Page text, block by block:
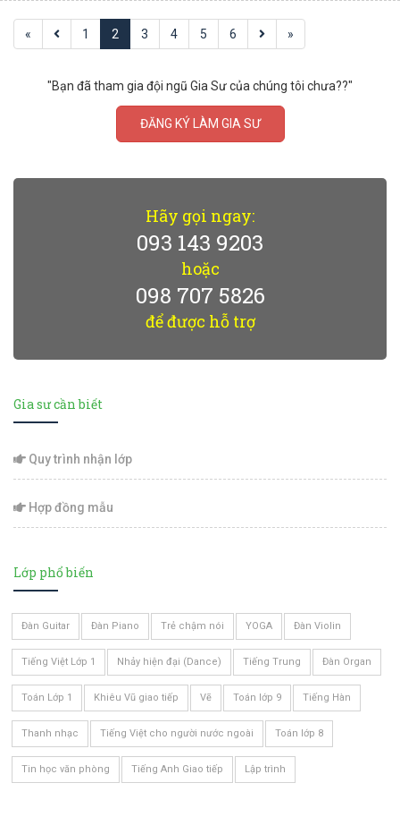
« 1 2 3 4 5 6 »
"Bạn đã tham gia đội ngũ Gia Sư của chúng tôi chưa??"
ĐĂNG KÝ LÀM GIA SƯ
Hãy gọi ngay:
093 143 9203
hoặc
098 707 5826
để được hỗ trợ
Gia sư cần biết
Quy trình nhận lớp
Hợp đồng mẫu
Lớp phổ biến
Đàn Guitar Đàn Piano Trẻ chậm nói YOGA Đàn Violin
Tiếng Việt Lớp 1 Nhảy hiện đại (Dance) Tiếng Trung Đàn Organ
Toán Lớp 1 Khiêu Vũ giao tiếp Vẽ Toán lớp 9 Tiếng Hàn
Thanh nhạc Tiếng Việt cho người nước ngoài Toán lớp 8
Tin học văn phòng Tiếng Anh Giao tiếp Lập trình